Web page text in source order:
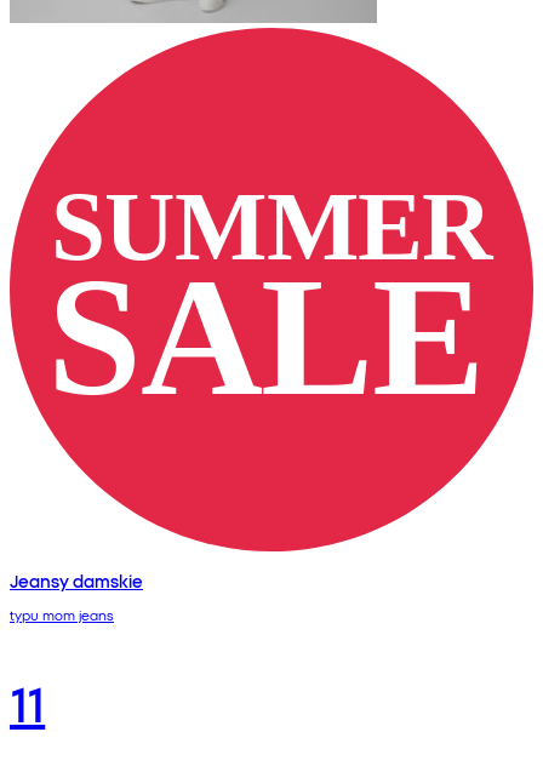
Jeansy damskie
typu mom jeans
11